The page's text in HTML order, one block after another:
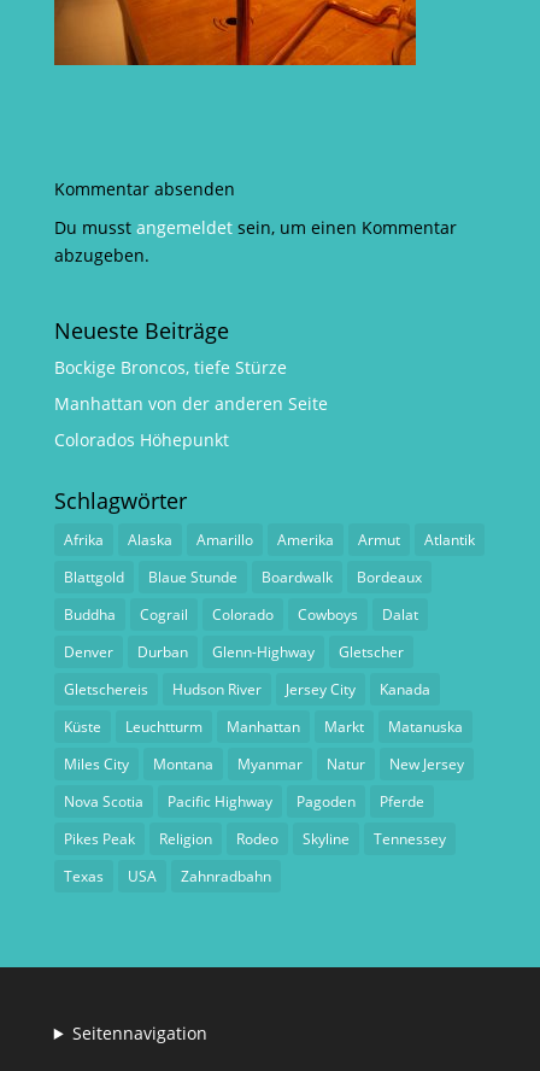
Kommentar absenden
Du musst angemeldetsein, um einen Kommentar
abzugeben.
Neueste Beiträge
Bockige Broncos, tiefe Stürze
Manhattan von der anderen Seite
Colorados Höhepunkt
Schlagwörter
Afrika Alaska Amarillo Amerika Armut
Atlantik
Blattgold
Blaue Stunde Boardwalk
Bordeaux
Buddha
Cograil Colorado Cowboys
Dalat
Denver
Durban Glenn-Highway
Gletscher
Gletschereis
Hudson River Jersey City
Kanada
Küste
Leuchtturm Manhattan Markt
Matanuska
Miles City
Montana Myanmar Natur
New Jersey
Nova Scotia
Pacific Highway Pagoden
Pferde
Pikes Peak
Religion Rodeo Skyline
Tennessey
Texas
USA Zahnradbahn
Seitennavigation